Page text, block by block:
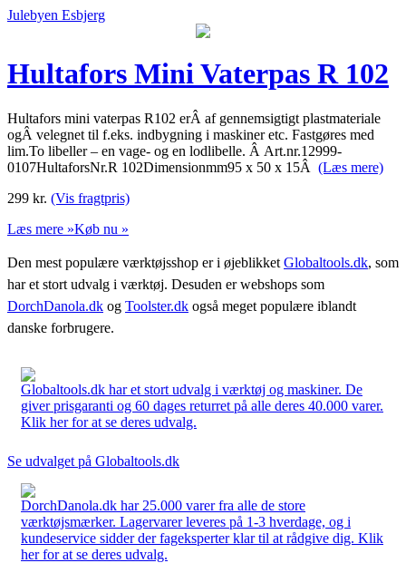
Julebyen Esbjerg
Hultafors Mini Vaterpas R 102
Hultafors mini vaterpas R102 erÂ af gennemsigtigt plastmateriale
ogÂ velegnet til f.eks. indbygning i maskiner etc. Fastgøres med
lim.To libeller – en vage- og en lodlibelle. Â Art.nr.12999-
0107HultaforsNr.R 102Dimensionmm95 x 50 x 15Â (Læs mere)
299 kr. (Vis fragtpris)
Læs mere »Køb nu »
Den mest populære værktøjsshop er i øjeblikket Globaltools.dk, som
har et stort udvalg i værktøj. Desuden er webshops som
DorchDanola.dk og Toolster.dk også meget populære iblandt
danske forbrugere.
Globaltools.dk har et stort udvalg i værktøj og maskiner. De
giver prisgaranti og 60 dages returret på alle deres 40.000 varer.
Klik her for at se deres udvalg.
Se udvalget på Globaltools.dk
DorchDanola.dk har 25.000 varer fra alle de store
værktøjsmærker. Lagervarer leveres på 1-3 hverdage, og i
kundeservice sidder der fageksperter klar til at rådgive dig. Klik
her for at se deres udvalg.